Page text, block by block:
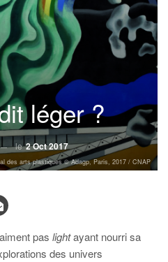
léger ?
le2 Oct 2017
des arts plastiques © Adagp, Paris, 2017 / CNAP
pas lightayant nourri sa
des univers